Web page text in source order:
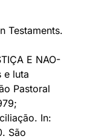
Testaments.
E NAO-
e luta
Pastoral
In:
São